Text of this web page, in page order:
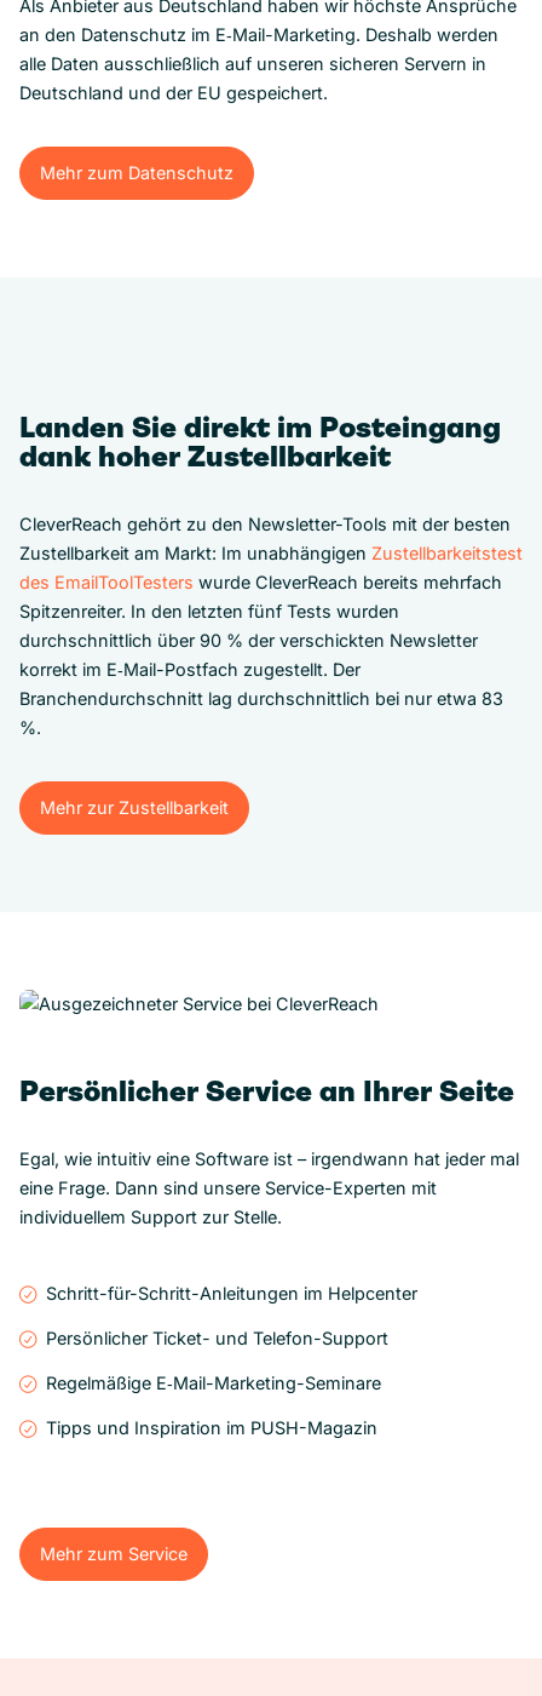
Als Anbieter aus Deutschland haben wir höchste Ansprüche
an den Datenschutz im E‑Mail-Marketing. Deshalb werden
alle Daten ausschließlich auf unseren sicheren Servern in
Deutschland und der EU gespeichert.
Mehr zum Datenschutz
Mehr zum Datenschutz
Landen Sie direkt im Posteingang
dank hoher Zustellbarkeit
CleverReach gehört zu den Newsletter-Tools mit der besten
Zustellbarkeit am Markt: Im unabhängigen Zustellbarkeitstest
des EmailToolTesters wurde CleverReach bereits mehrfach
Spitzenreiter. In den letzten fünf Tests wurden
durchschnittlich über 90 % der verschickten Newsletter
korrekt im E‑Mail-Postfach zugestellt. Der
Branchendurchschnitt lag durchschnittlich bei nur etwa 83
%.
Mehr zur Zustellbarkeit
Mehr zur Zustellbarkeit
Persönlicher Service an Ihrer Seite
Egal, wie intuitiv eine Software ist – irgendwann hat jeder mal
eine Frage. Dann sind unsere Service-Experten mit
individuellem Support zur Stelle.
Schritt-für-Schritt-Anleitungen im Helpcenter
Persönlicher Ticket- und Telefon-Support
Regelmäßige E‑Mail-Marketing-Seminare
Tipps und Inspiration im PUSH-Magazin
Mehr zum Service
Mehr zum Service